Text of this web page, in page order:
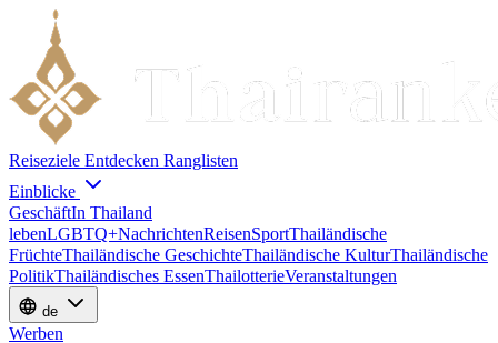
Reiseziele Entdecken Ranglisten
Einblicke
GeschäftIn Thailand
lebenLGBTQ+NachrichtenReisenSportThailändische
FrüchteThailändische GeschichteThailändische KulturThailändische
PolitikThailändisches EssenThailotterieVeranstaltungen
de
Werben